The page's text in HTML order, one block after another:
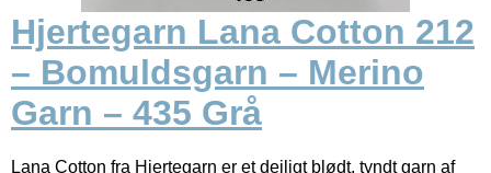
Hjertegarn Lana Cotton 212
– Bomuldsgarn – Merino
Garn – 435 Grå
Lana Cotton fra Hjertegarn er et dejligt blødt, tyndt garn af